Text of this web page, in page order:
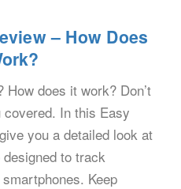
– How Does
does it work? Don’t
covered. In this Easy
you a detailed look at
to track
Keep